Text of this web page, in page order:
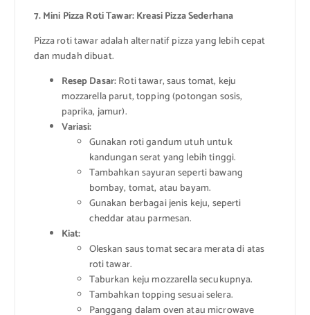
7. Mini Pizza Roti Tawar: Kreasi Pizza Sederhana
Pizza roti tawar adalah alternatif pizza yang lebih cepat
dan mudah dibuat.
Resep Dasar:Roti tawar, saus tomat, keju
mozzarella parut, topping (potongan sosis,
paprika, jamur).
Variasi:
Gunakan roti gandum utuh untuk
kandungan serat yang lebih tinggi.
Tambahkan sayuran seperti bawang
bombay, tomat, atau bayam.
Gunakan berbagai jenis keju, seperti
cheddar atau parmesan.
Kiat:
Oleskan saus tomat secara merata di atas
roti tawar.
Taburkan keju mozzarella secukupnya.
Tambahkan topping sesuai selera.
Panggang dalam oven atau microwave